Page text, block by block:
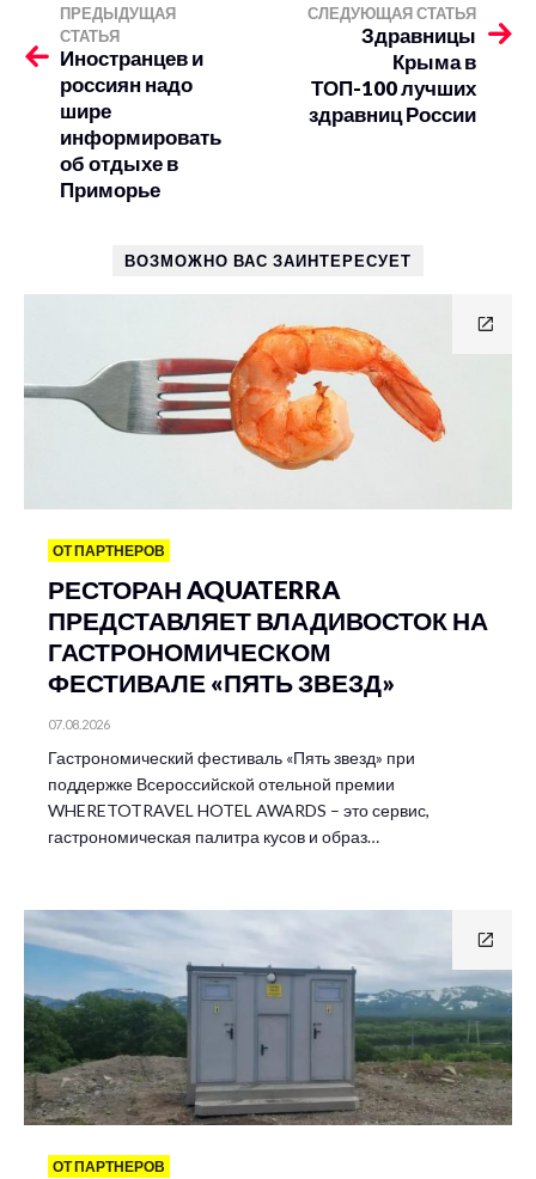
ПРЕДЫДУЩАЯ
СТАТЬЯ
Иностранцев и
россиян надо
шире
информировать
об отдыхе в
Приморье
СЛЕДУЮЩАЯ СТАТЬЯ
Здравницы
Крыма в
ТОП-100 лучших
здравниц России
ВОЗМОЖНО ВАС ЗАИНТЕРЕСУЕТ
ОТ ПАРТНЕРОВ
РЕСТОРАН AQUATERRA
ПРЕДСТАВЛЯЕТ ВЛАДИВОСТОК НА
ГАСТРОНОМИЧЕСКОМ
ФЕСТИВАЛЕ «ПЯТЬ ЗВЕЗД»
07.08.2026
Гастрономический фестиваль «Пять звезд» при
поддержке Всероссийской отельной премии
WHERETOTRAVEL HOTEL AWARDS – это сервис,
гастрономическая палитра кусов и образ…
ОТ ПАРТНЕРОВ